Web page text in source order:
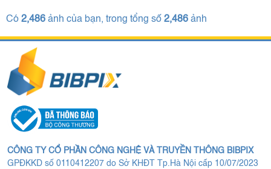
Có 2,486 ảnh của bạn, trong tổng số 2,486 ảnh
CÔNG TY CỔ PHẦN CÔNG NGHỆ VÀ TRUYỀN THÔNG BIBPIX
GPĐKKD số 0110412207 do Sở KHĐT Tp.Hà Nội cấp 10/07/2023